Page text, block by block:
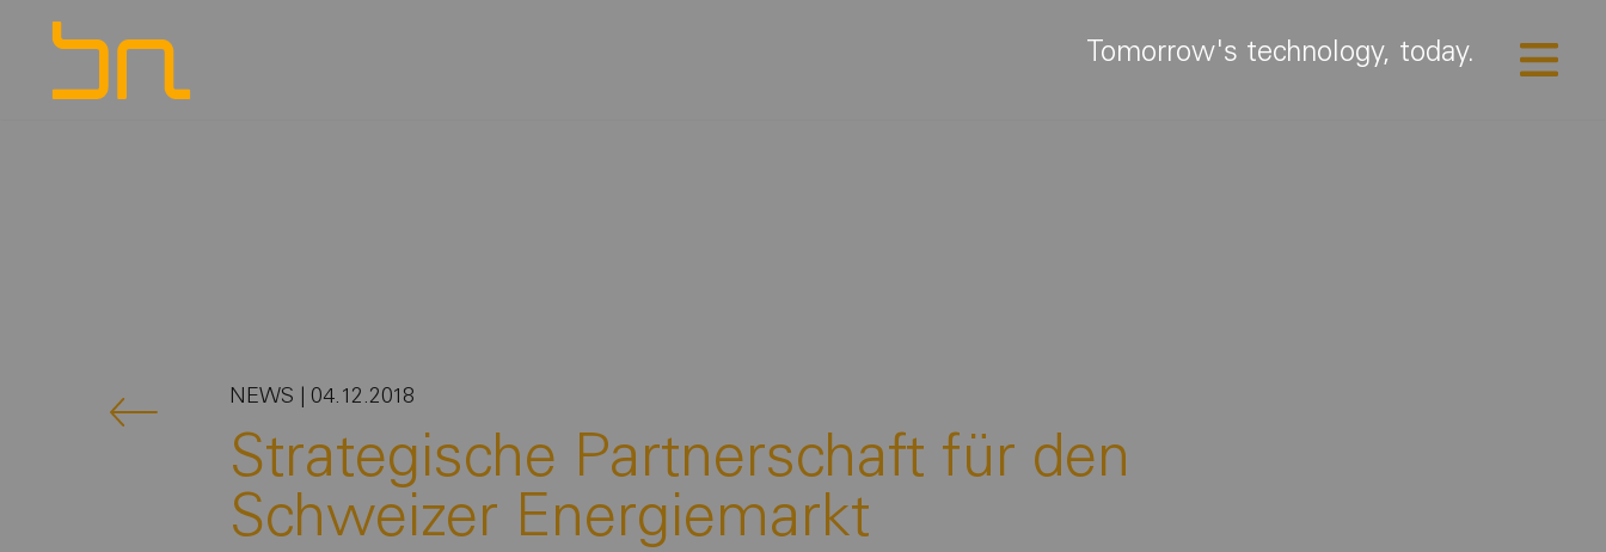
Tomorrow's technology, today.
NEWS | 04.12.2018
Strategische Partnerschaft für den
Schweizer Energiemarkt